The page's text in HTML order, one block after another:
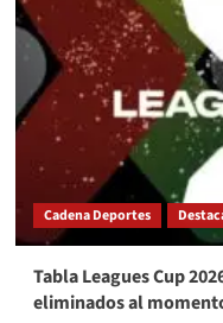
Cadena Deportes
Tabla Leagues Cup
eliminados al